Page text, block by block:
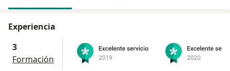
Experiencia
3
Formación